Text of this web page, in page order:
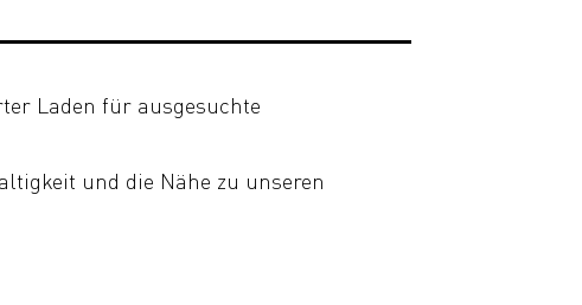
Laden für ausgesuchte
und die Nähe zu unseren